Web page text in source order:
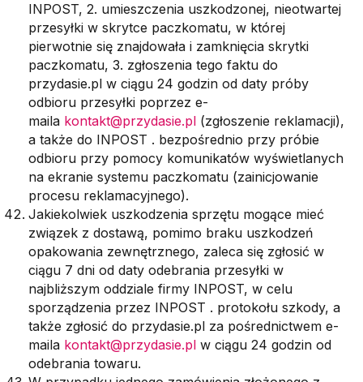
INPOST, 2. umieszczenia uszkodzonej, nieotwartej
przesyłki w skrytce paczkomatu, w której
pierwotnie się znajdowała i zamknięcia skrytki
paczkomatu, 3. zgłoszenia tego faktu do
przydasie.pl w ciągu 24 godzin od daty próby
odbioru przesyłki poprzez e-
maila kontakt@przydasie.pl (zgłoszenie reklamacji),
a także do INPOST . bezpośrednio przy próbie
odbioru przy pomocy komunikatów wyświetlanych
na ekranie systemu paczkomatu (zainicjowanie
procesu reklamacyjnego).
Jakiekolwiek uszkodzenia sprzętu mogące mieć
związek z dostawą, pomimo braku uszkodzeń
opakowania zewnętrznego, zaleca się zgłosić w
ciągu 7 dni od daty odebrania przesyłki w
najbliższym oddziale firmy INPOST, w celu
sporządzenia przez INPOST . protokołu szkody, a
także zgłosić do przydasie.pl za pośrednictwem e-
maila kontakt@przydasie.pl w ciągu 24 godzin od
odebrania towaru.